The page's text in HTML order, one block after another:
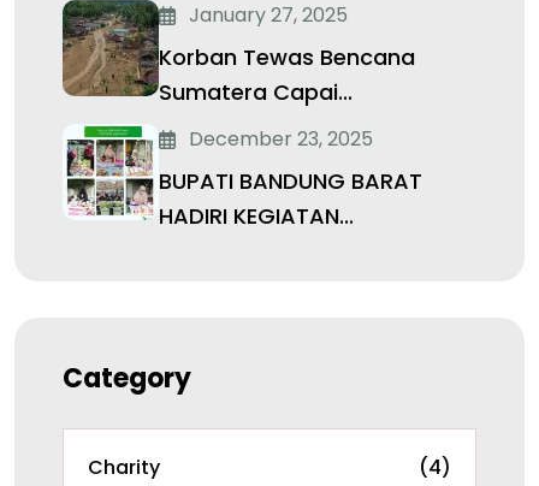
January 27, 2025
Korban Tewas Bencana
Sumatera Capai...
December 23, 2025
BUPATI BANDUNG BARAT
HADIRI KEGIATAN...
Category
Charity (4)